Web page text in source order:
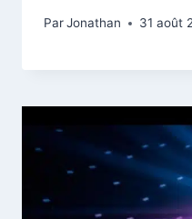
ParJonathan 31 août